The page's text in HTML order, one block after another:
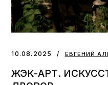
10.08.2025 ЕВГЕНИЙ
ЖЭК-АРТ.